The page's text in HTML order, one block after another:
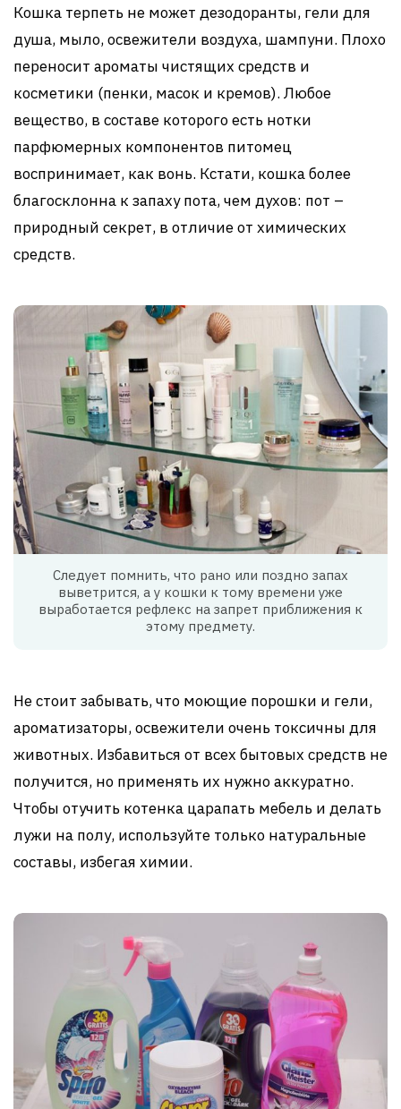
Кошка терпеть не может дезодоранты, гели для
душа, мыло, освежители воздуха, шампуни. Плохо
переносит ароматы чистящих средств и
косметики (пенки, масок и кремов). Любое
вещество, в составе которого есть нотки
парфюмерных компонентов питомец
воспринимает, как вонь. Кстати, кошка более
благосклонна к запаху пота, чем духов: пот –
природный секрет, в отличие от химических
средств.
Следует помнить, что рано или поздно запах
выветрится, а у кошки к тому времени уже
выработается рефлекс на запрет приближения к
этому предмету.
Не стоит забывать, что моющие порошки и гели,
ароматизаторы, освежители очень токсичны для
животных. Избавиться от всех бытовых средств не
получится, но применять их нужно аккуратно.
Чтобы отучить котенка царапать мебель и делать
лужи на полу, используйте только натуральные
составы, избегая химии.